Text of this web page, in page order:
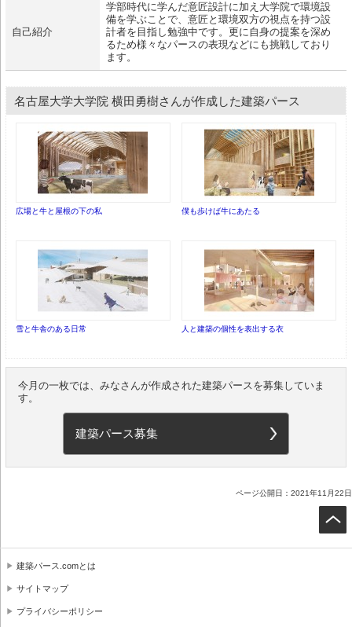
自己紹介
学部時代に学んだ意匠設計に加え大学院で環境設
備を学ぶことで、意匠と環境双方の視点を持つ設
計者を目指し勉強中です。更に自身の提案を深め
るため様々なパースの表現などにも挑戦しており
ます。
名古屋大学大学院 横田勇樹さんが作成した建築パース
広場と牛と屋根の下の私 僕も歩けば牛にあたる
雪と牛舎のある日常 人と建築の個性を表出する衣
今月の一枚では、みなさんが作成された建築パースを募集していま
す。
建築パース募集
ページ公開日：2021年11月22日
建築パース.comとは
サイトマップ
プライバシーポリシー